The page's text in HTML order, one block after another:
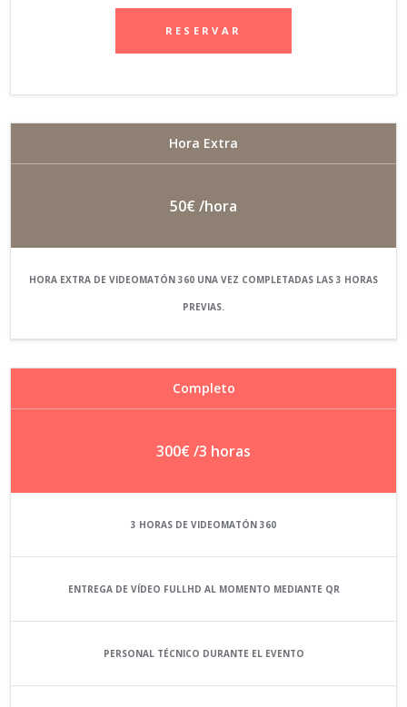
RESERVAR
Hora Extra
50€ /hora
HORA EXTRA DE VIDEOMATÓN 360 UNA VEZ COMPLETADAS LAS 3 HORAS
PREVIAS.
Completo
300€ /3 horas
3 HORAS DE VIDEOMATÓN 360
ENTREGA DE VÍDEO FULLHD AL MOMENTO MEDIANTE QR
PERSONAL TÉCNICO DURANTE EL EVENTO